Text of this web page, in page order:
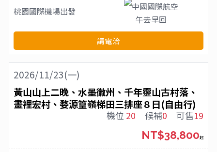
桃園國際機場出發
中國國際航空
午去早回
請電洽
2026/11/23(一)
黃山山上二晚、水墨徽州、千年靈山古村落、
畫裡宏村、婺源篁嶺梯田三排座８日(自由行)
機位 20 候補0 可售19
NT$38,800起